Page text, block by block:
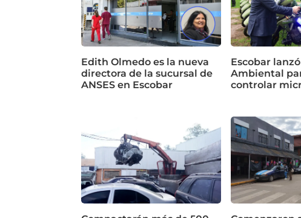
Edith Olmedo es la nueva
directora de la sucursal de
ANSES en Escobar
Escobar
Ambiental
controlar